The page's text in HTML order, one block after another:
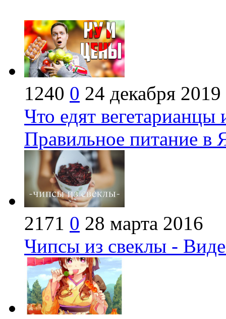
1240 0 24 декабря 2019
Что едят
Правильное питание в
2171 0 28 марта 2016
Чипсы из свеклы -